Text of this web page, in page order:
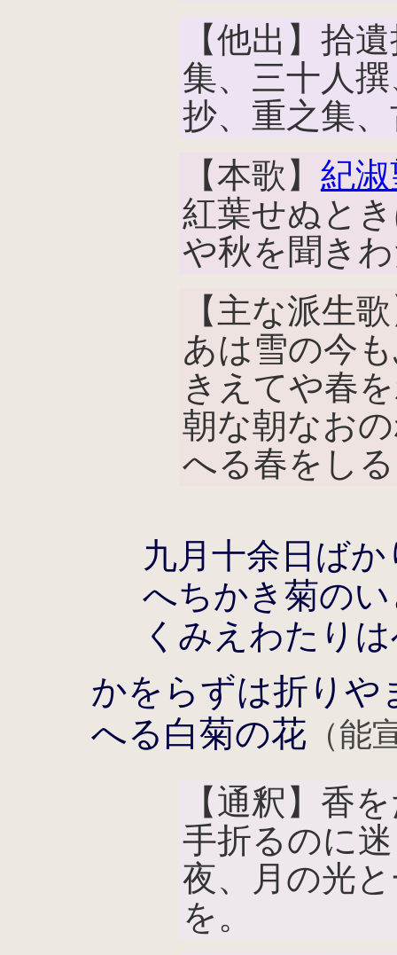
【他出】拾
集、三十人
抄、重之集
【本歌】 紀
紅葉せぬと
や秋を聞き
【主な派生
あは雪の今
きえてや春
朝な朝なお
へる春をし
九月十余日ば
へちかき菊の
くみえわたり
かをらずは折りや
へる白菊の花 （能
【通釈】香
手折るのに
夜、月の光
を。